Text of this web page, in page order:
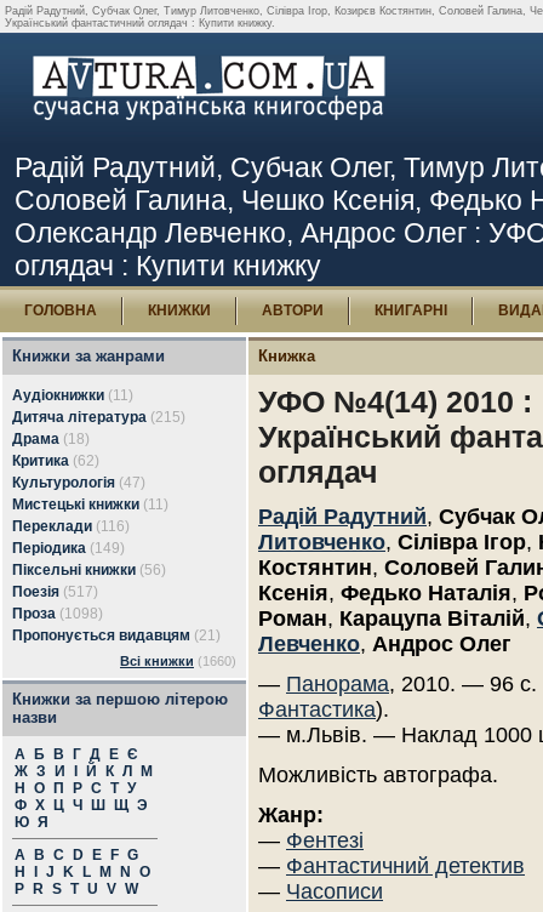
Радій Радутний, Субчак Олег, Тимур Литовченко, Сілівра Ігор, Козирєв Костянтин, Соловей
Український фантастичний оглядач : Купити книжку.
Радій Радутний, Субчак Олег, Тимур
Соловей Галина, Чешко Ксенія, Федько
Олександр Левченко, Андрос Олег :
оглядач : Купити книжку
ГОЛОВНА КНИЖКИ АВТОРИ КНИГАРНІ
Книжки за жанрами
Аудіокнижки (11)
Дитяча література (215)
Драма (18)
Критика (62)
Культурологія (47)
Мистецькі книжки (11)
Переклади (116)
Періодика (149)
Піксельні книжки (56)
Поезія (517)
Проза (1098)
Пропонується видавцям (21)
Всі книжки (1660)
Книжки за першою літерою
назви
А Б В Г Д Е Є
Ж З И Й К Л
М
Н
О П Р С Т У
Ф Х Ц Ч Ш Щ Э
Ю Я
A
B C D E F G
H
J K L M N
O
P
R S T U V W
Книжка
УФО №4(14) 2010 :
Український
оглядач
Радій Радутний, Субчак
Литовченко, Сілівра Ігор,
Костянтин, Соловей
Ксенія, Федько Наталія,
Роман, Карацупа Віталій,
Левченко, Андрос Олег
— Панорама, 2010. — 96
Фантастика).
— м.Львів. — Наклад 1000
Можливість автографа.
Жанр:
— Фентезі
— Фантастичний детектив
— Часописи